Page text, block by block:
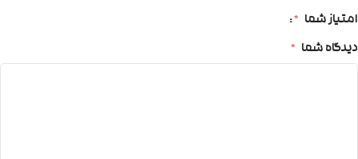
امتیاز شما *
دیدگاه شما *